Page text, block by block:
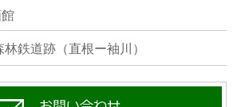
林鉄道跡（直根ー袖川）